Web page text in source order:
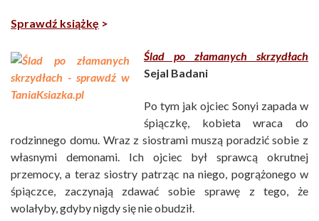
Sprawdź książkę >
Ślad po złamanych skrzydłach
Sejal Badani
Po tym jak ojciec Sonyi zapada w
śpiączkę, kobieta wraca do
rodzinnego domu. Wraz z siostrami muszą poradzić sobie z
własnymi demonami. Ich ojciec był sprawcą okrutnej
przemocy, a teraz siostry patrząc na niego, pogrążonego w
śpiączce, zaczynają zdawać sobie sprawę z tego, że
wolałyby, gdyby nigdy się nie obudził.